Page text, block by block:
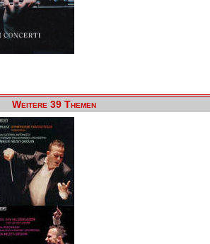
Weitere 39 Themen